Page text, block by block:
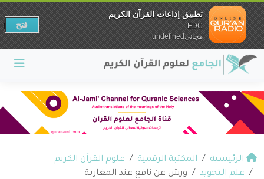
الرئيسية المكتبة الرقمية
علوم القرآن الكريم
علم التجويد
ورش عن نافع عند المغاربة
تطبيق إذاعات القرآن الكريم
EDC
مجانيundefined
فتح